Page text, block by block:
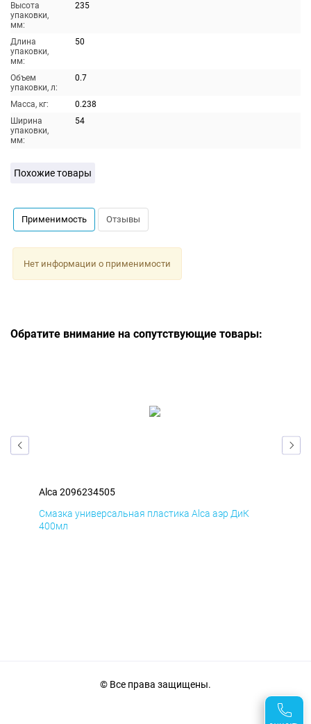
Высота
упаковки,
мм:
235
Длина
упаковки,
мм:
50
Объем
упаковки, л:
0.7
Масса, кг:
0.238
Ширина
упаковки,
мм:
54
Похожие товары
Применимость Отзывы
Нет информации о применимости
Обратите внимание на сопутствующие товары:
Alca 2096234505
Смазка универсальная пластика Alca аэр ДиК
400мл
© Все права защищены.